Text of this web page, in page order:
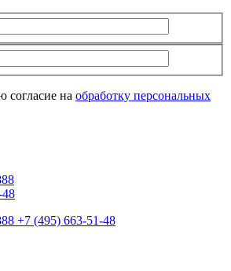
согласие на обработку персональных
48
+7 (495) 663-51-48